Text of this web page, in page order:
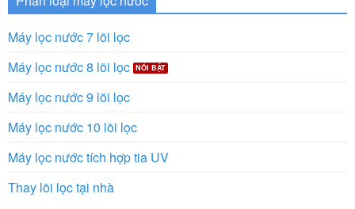
Máy lọc nước 7 lõi lọc
Máy lọc nước 8 lõi lọc
Máy lọc nước 9 lõi lọc
Máy lọc nước 10 lõi lọc
Máy lọc nước tích hợp tia UV
Thay lõi lọc tại nhà